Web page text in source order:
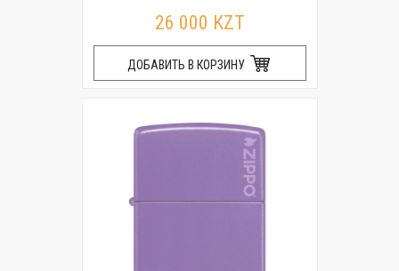
26 000 KZT
ДОБАВИТЬ В КОРЗИНУ